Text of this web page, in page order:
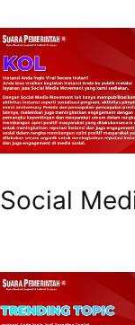
Social